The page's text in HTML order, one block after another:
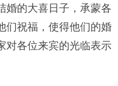
婚的大喜日子，承蒙各
们祝福，使得他们的婚
对各位来宾的光临表示